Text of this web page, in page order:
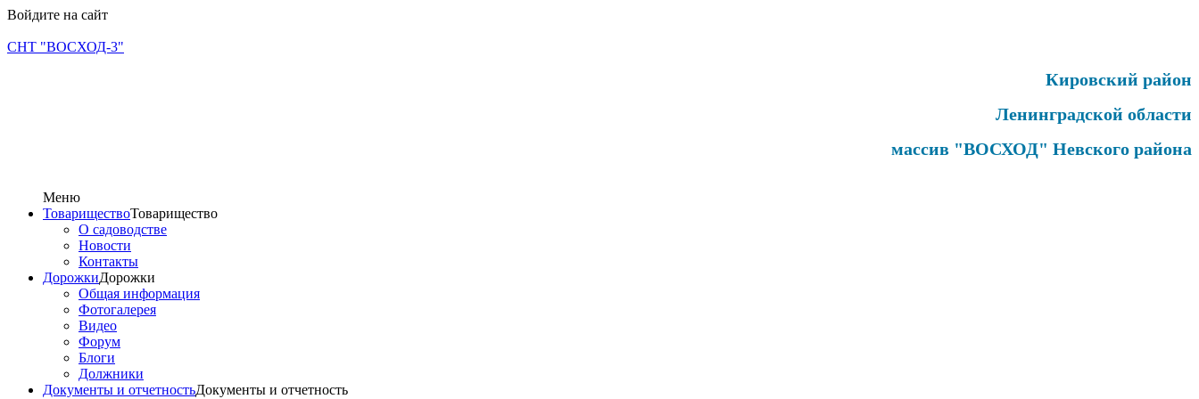
Войдите на сайт
СНТ "ВОСХОД-3"
Кировский район
Ленинградской области
массив "ВОСХОД" Невского района
Меню
ТовариществоТоварищество
О садоводстве
Новости
Контакты
ДорожкиДорожки
Общая информация
Фотогалерея
Видео
Форум
Блоги
Должники
Документы и отчетностьДокументы и отчетность